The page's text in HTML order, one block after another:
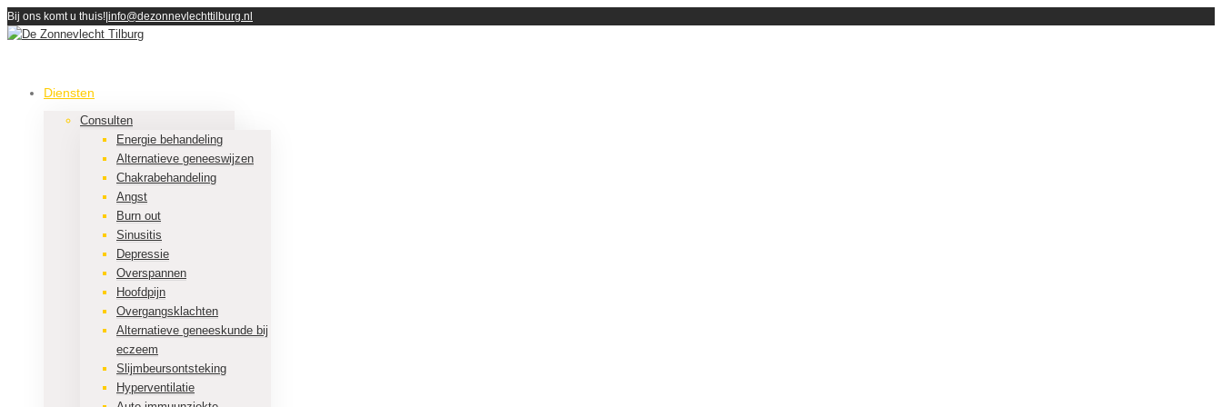
Bij ons komt u thuis! info@dezonnevlechttilburg.nl
Diensten
Consulten
Energie behandeling
Alternatieve geneeswijzen
Chakrabehandeling
Angst
Burn out
Sinusitis
Depressie
Overspannen
Hoofdpijn
Overgangsklachten
Alternatieve geneeskunde bij
eczeem
Slijmbeursontsteking
Hyperventilatie